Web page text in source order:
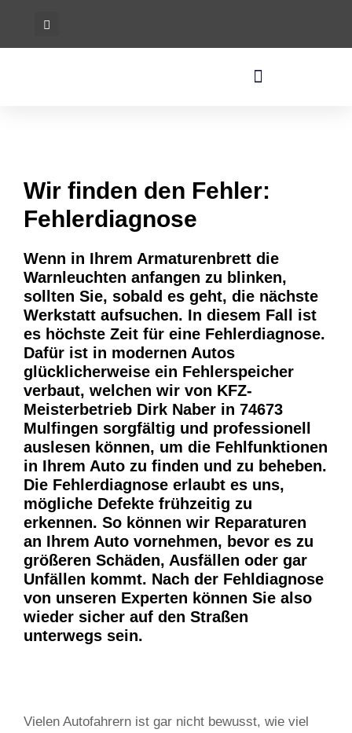
Wir finden den Fehler:
Fehlerdiagnose
Wenn in Ihrem Armaturenbrett die
Warnleuchten anfangen zu blinken,
sollten Sie, sobald es geht, die nächste
Werkstatt aufsuchen. In diesem Fall ist
es höchste Zeit für eine Fehlerdiagnose.
Dafür ist in modernen Autos
glücklicherweise ein Fehlerspeicher
verbaut, welchen wir von KFZ-
Meisterbetrieb Dirk Naber in 74673
Mulfingen sorgfältig und professionell
auslesen können, um die Fehlfunktionen
in Ihrem Auto zu finden und zu beheben.
Die Fehlerdiagnose erlaubt es uns,
mögliche Defekte frühzeitig zu
erkennen. So können wir Reparaturen
an Ihrem Auto vornehmen, bevor es zu
größeren Schäden, Ausfällen oder gar
Unfällen kommt. Nach der Fehldiagnose
von unseren Experten können Sie also
wieder sicher auf den Straßen
unterwegs sein.
Vielen Autofahrern ist gar nicht bewusst, wie viel